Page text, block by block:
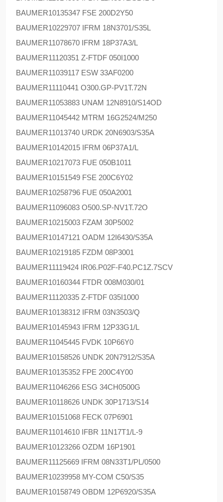
BAUMER10135347 FSE 200D2Y50
BAUMER10229707 IFRM 18N3701/S35L
BAUMER11078670 IFRM 18P37A3/L
BAUMER11120351 Z-FTDF 050I1000
BAUMER11039117 ESW 33AF0200
BAUMER11110441 O300.GP-PV1T.72N
BAUMER11053883 UNAM 12N8910/S14OD
BAUMER11045442 MTRM 16G2524/M250
BAUMER11013740 URDK 20N6903/S35A
BAUMER10142015 IFRM 06P37A1/L
BAUMER10217073 FUE 050B1011
BAUMER10151549 FSE 200C6Y02
BAUMER10258796 FUE 050A2001
BAUMER11096083 O500.SP-NV1T.72O
BAUMER10215003 FZAM 30P5002
BAUMER10147121 OADM 12I6430/S35A
BAUMER10219185 FZDM 08P3001
BAUMER11119424 IR06.P02F-F40.PC1Z.7SCV
BAUMER10160344 FTDR 008M030/01
BAUMER11120335 Z-FTDF 035I1000
BAUMER10138312 IFRM 03N3503/Q
BAUMER10145943 IFRM 12P33G1/L
BAUMER11045445 FVDK 10P66Y0
BAUMER10158526 UNDK 20N7912/S35A
BAUMER10135352 FPE 200C4Y00
BAUMER11046266 ESG 34CH0500G
BAUMER10118626 UNDK 30P1713/S14
BAUMER10151068 FECK 07P6901
BAUMER11014610 IFBR 11N17T1/L-9
BAUMER10123266 OZDM 16P1901
BAUMER11125669 IFRM 08N33T1/PL/0500
BAUMER10239958 MY-COM C50/S35
BAUMER10158749 OBDM 12P6920/S35A